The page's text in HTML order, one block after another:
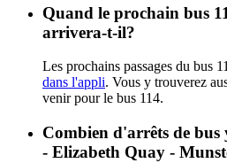
Quand le prochain bus
arrivera-t-il?
Les prochains passages du bus
dans l'appli. Vous y trouverez
venir pour le bus 114.
Combien d'arrêts de
- Elizabeth Quay -